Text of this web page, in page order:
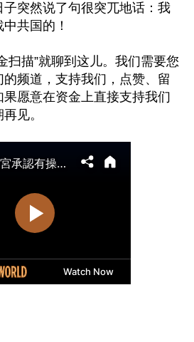
突然说了句很突兀地话：我
共国的！
扫描”就聊到这儿。我们需要您
频道，支持我们，点赞、留
愿意在资金上直接支持我们
见。